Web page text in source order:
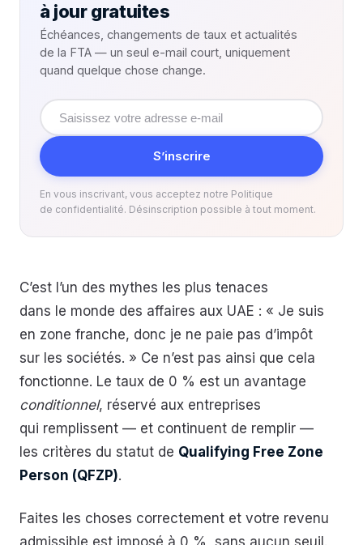
à jour gratuites
Échéances, changements de taux et actualités
de la FTA — un seul e-mail court, uniquement
quand quelque chose change.
Adresse
e-
mail
S’inscrire
En vous inscrivant, vous acceptez notre Politique
de confidentialité. Désinscription possible à tout moment.
C’est l’un des mythes les plus tenaces
dans le monde des affaires aux UAE : « Je suis
en zone franche, donc je ne paie pas d’impôt
sur les sociétés. » Ce n’est pas ainsi que cela
fonctionne. Le taux de 0 % est un avantage
conditionnel, réservé aux entreprises
qui remplissent — et continuent de remplir —
les critères du statut de Qualifying Free Zone
Person (QFZP).
Faites les choses correctement et votre revenu
admissible est imposé à 0 %, sans aucun seuil.